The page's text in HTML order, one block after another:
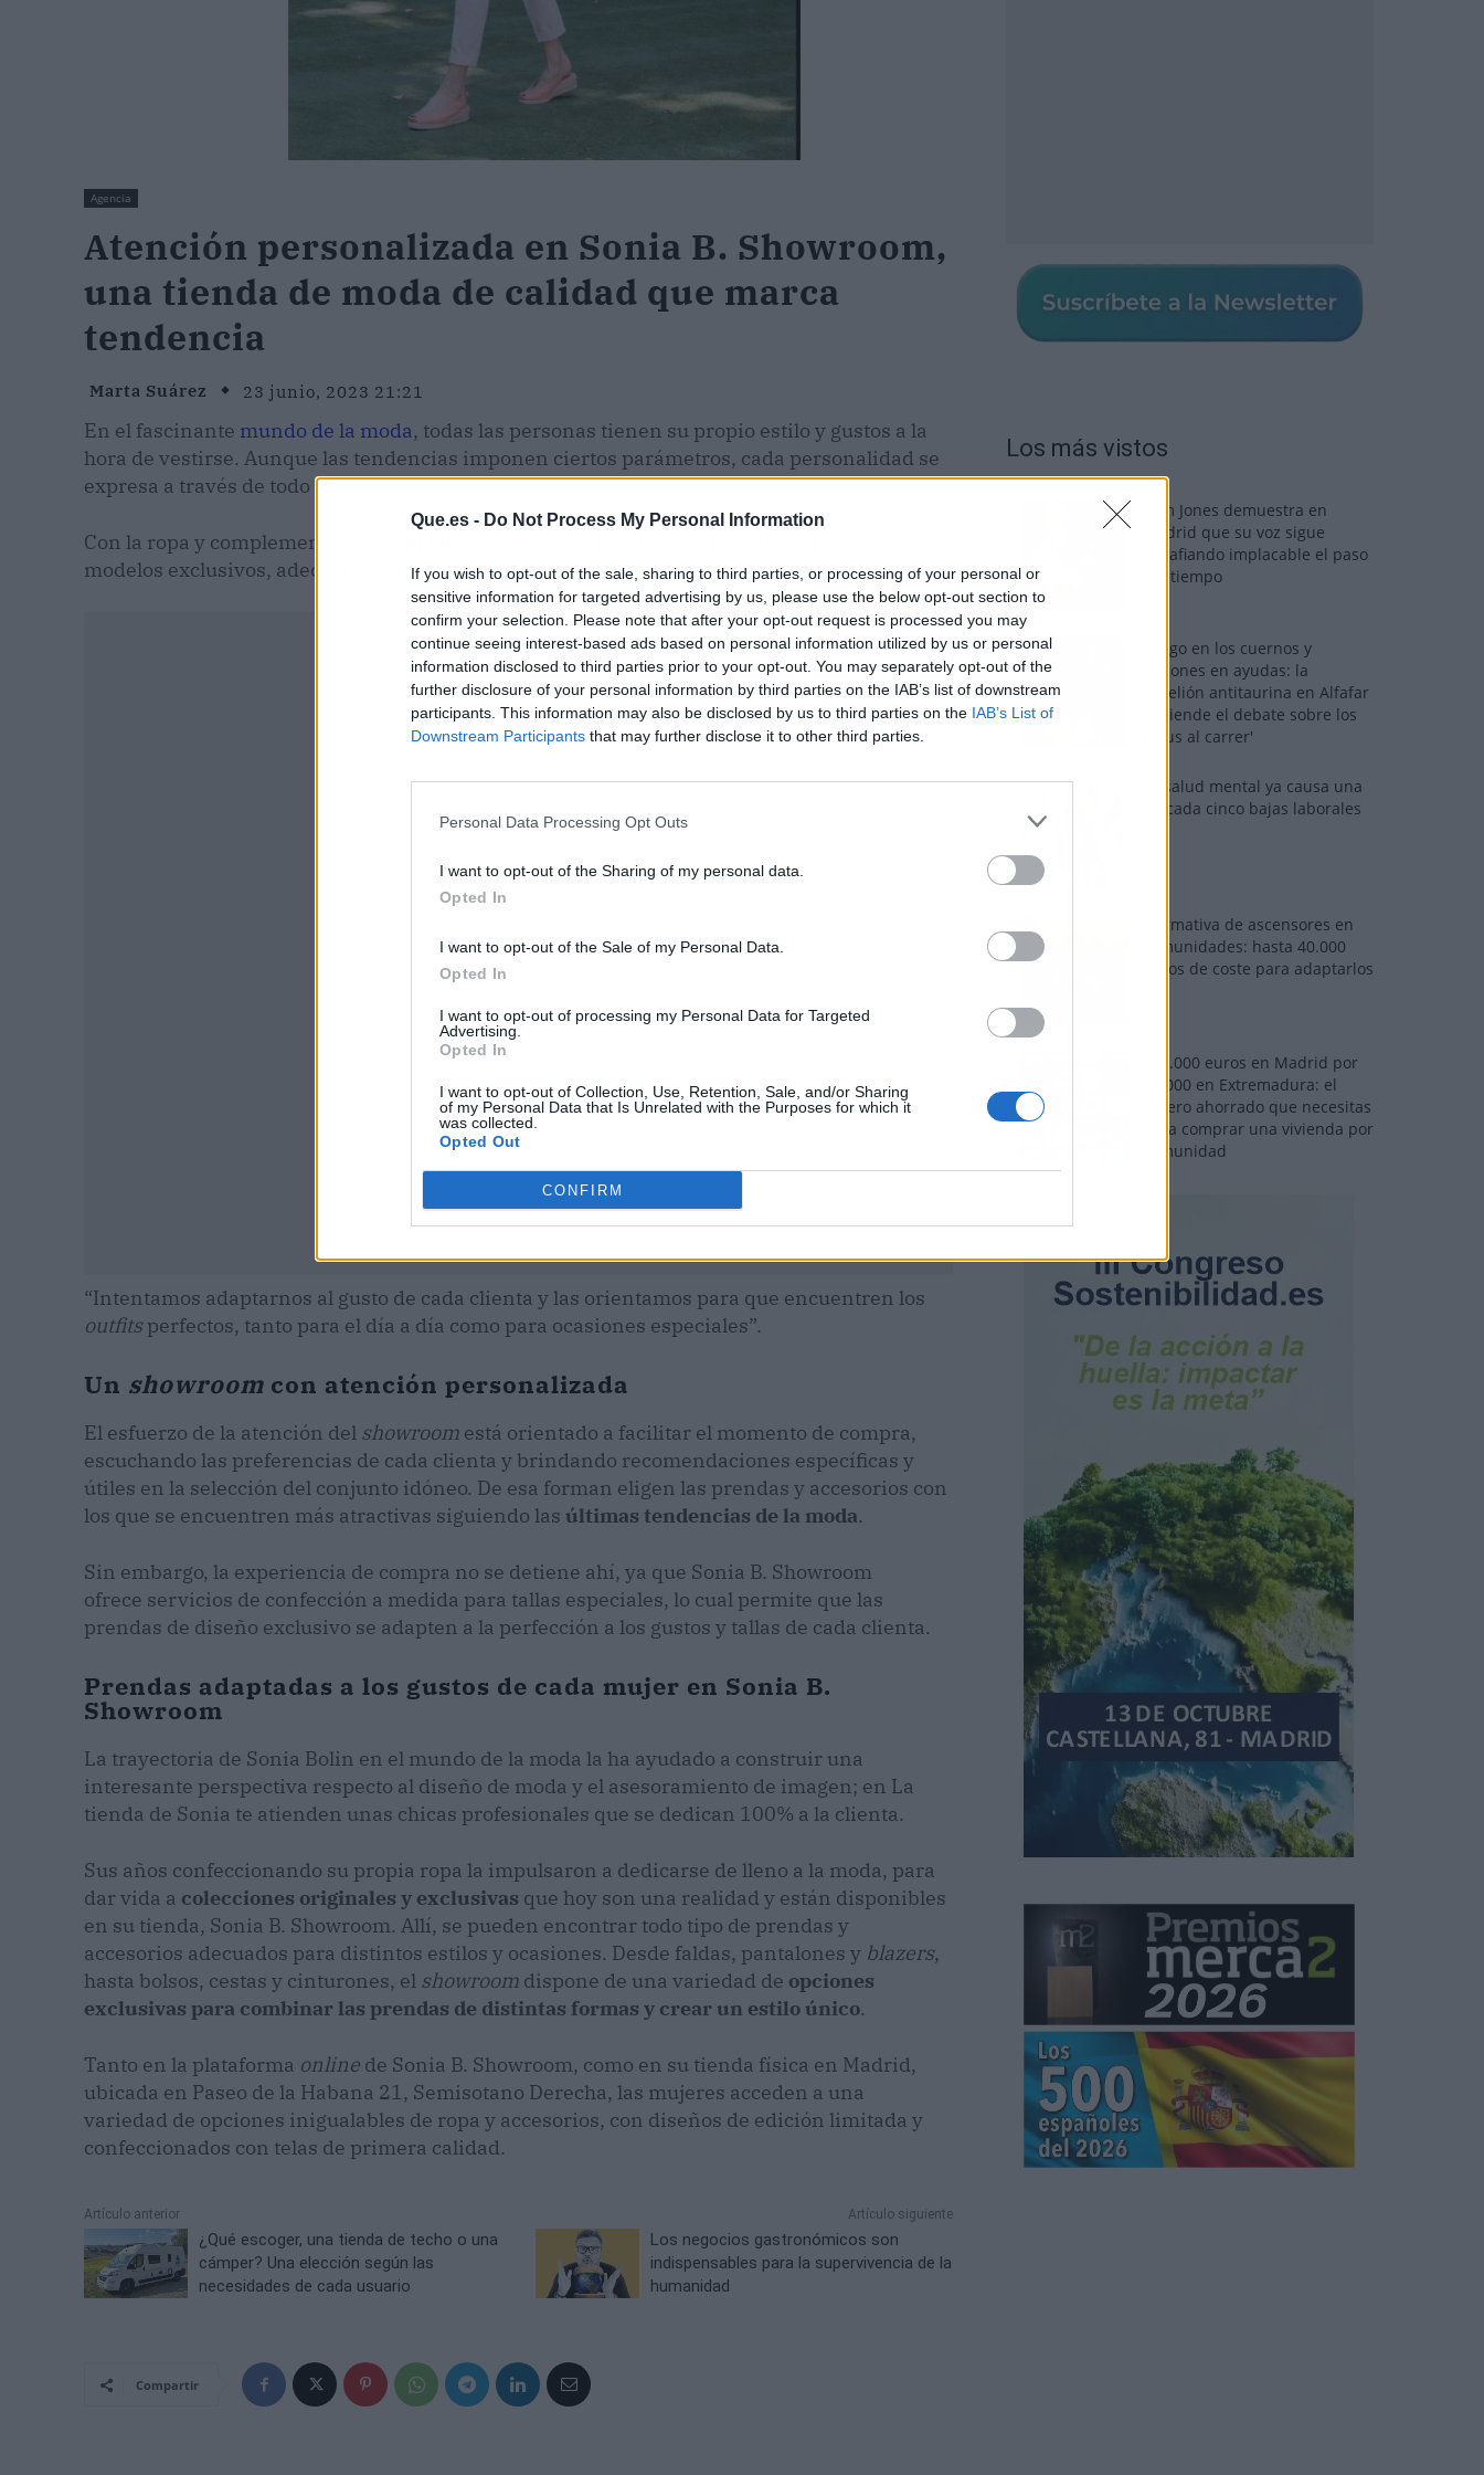
Que.es - Do Not Process My Personal Information
If you wish to opt-out of the sale, sharing to third parties, or processing of your personal or
sensitive information for targeted advertising by us, please use the below opt-out section to
confirm your selection. Please note that after your opt-out request is processed you may
continue seeing interest-based ads based on personal information utilized by us or personal
information disclosed to third parties prior to your opt-out. You may separately opt-out of the
further disclosure of your personal information by third parties on the IAB’s list of downstream
participants. This information may also be disclosed by us to third parties on the IAB’s List of
Downstream Participants that may further disclose it to other third parties.
Personal Data Processing Opt Outs
I want to opt-out of the Sharing of my personal data.
Opted In
I want to opt-out of the Sale of my Personal Data.
Opted In
I want to opt-out of processing my Personal Data for Targeted
Advertising.
Opted In
I want to opt-out of Collection, Use, Retention, Sale, and/or Sharing
of my Personal Data that Is Unrelated with the Purposes for which it
was collected.
Opted Out
CONFIRM
Agencia
Atención personalizada en Sonia B. Showroom,
una tienda de moda de calidad que marca
tendencia
Marta Suárez 23 junio, 2023 21:21
En el fascinante mundo de la moda, todas las personas tienen su propio estilo y gustos a la
hora de vestirse. Aunque las tendencias imponen ciertos parámetros, cada personalidad se
expresa a través de todo tipo de prendas y accesorios.
Con la ropa y complementos de
modelos exclusivos, adecuados a diversos estilos.
Publicidad
“Intentamos adaptarnos al gusto de cada clienta y las orientamos para que encuentren los
outfitsperfectos, tanto para el día a día como para ocasiones especiales”.
Un showroom con atención personalizada
El esfuerzo de la atención del showroom está orientado a facilitar el momento de compra,
escuchando las preferencias de cada clienta y brindando recomendaciones específicas y
útiles en la selección del conjunto idóneo. De esa forman eligen las prendas y accesorios con
los que se encuentren más atractivas siguiendo las últimas tendencias de la moda.
Sin embargo, la experiencia de compra no se detiene ahí, ya que Sonia B. Showroom
ofrece servicios de confección a medida para tallas especiales, lo cual permite que las
prendas de diseño exclusivo se adapten a la perfección a los gustos y tallas de cada clienta.
Prendas adaptadas a los gustos de cada mujer en Sonia B.
Showroom
La trayectoria de Sonia Bolin en el mundo de la moda la ha ayudado a construir una
interesante perspectiva respecto al diseño de moda y el asesoramiento de imagen; en La
tienda de Sonia te atienden unas chicas profesionales que se dedican 100% a la clienta.
Sus años confeccionando su propia ropa la impulsaron a dedicarse de lleno a la moda, para
dar vida a colecciones originales y exclusivas que hoy son una realidad y están disponibles
en su tienda, Sonia B. Showroom. Allí, se pueden encontrar todo tipo de prendas y
accesorios adecuados para distintos estilos y ocasiones. Desde faldas, pantalones y blazers,
hasta bolsos, cestas y cinturones, el showroom dispone de una variedad de opciones
exclusivas para combinar las prendas de distintas formas y crear un estilo único.
Tanto en la plataforma online de Sonia B. Showroom, como en su tienda física en Madrid,
ubicada en Paseo de la Habana 21, Semisotano Derecha, las mujeres acceden a una
variedad de opciones inigualables de ropa y accesorios, con diseños de edición limitada y
confeccionados con telas de primera calidad.
Artículo anterior
¿Qué escoger, una tienda de techo o una
cámper? Una elección según las
necesidades de cada usuario
Artículo siguiente
Los negocios gastronómicos son
indispensables para la supervivencia de la
humanidad
Compartir
Los más vistos
Tom Jones demuestra en
Madrid que su voz sigue
desafiando implacable el paso
del tiempo
Fuego en los cuernos y
millones en ayudas: la
rebelión antitaurina en Alfafar
enciende el debate sobre los
'bous al carrer'
La salud mental ya causa una
de cada cinco bajas laborales
Normativa de ascensores en
comunidades: hasta 40.000
euros de coste para adaptarlos
110.000 euros en Madrid por
31.000 en Extremadura: el
dinero ahorrado que necesitas
para comprar una vivienda por
comunidad